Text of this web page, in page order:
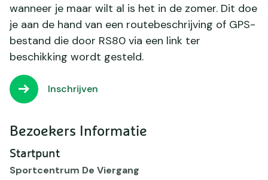
wanneer je maar wilt al is het in de zomer. Dit doe
je aan de hand van een routebeschrijving of GPS-
bestand die door RS80 via een link ter
beschikking wordt gesteld.
Inschrijven
Bezoekers Informatie
Startpunt
Sportcentrum De Viergang